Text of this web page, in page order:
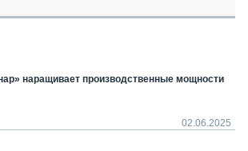
наращивает производственные мощности
02.06.2025